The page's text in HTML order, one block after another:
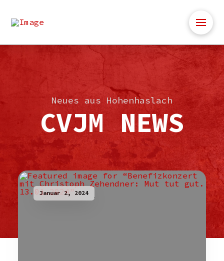
Neues aus Hohenhaslach
CVJM NEWS
Januar 2, 2024